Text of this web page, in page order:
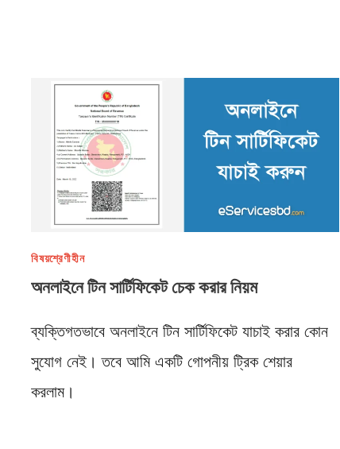
বিষয়শ্রেণীহীন
অনলাইনে টিন সার্টিফিকেট চেক করার নিয়ম
ব্যক্তিগতভাবে অনলাইনে টিন সার্টিফিকেট যাচাই করার কোন
সুযোগ নেই। তবে আমি একটি গোপনীয় ট্রিক শেয়ার
করলাম।